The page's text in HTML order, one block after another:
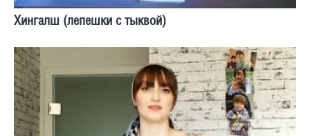
Хингалш (лепешки с тыквой)